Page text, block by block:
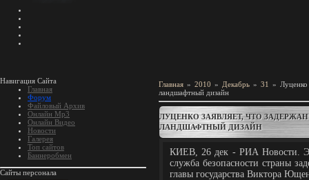
Навигация Сайта
Главная
Форум
Файловый Архив
Онлайн Mp3
Онлайн Видео
Новости
Галерея
Топ сайтов
Баннеробмен
Сайты персонала
Главная » 2010 » Декабрь » 31 »
ландшафтный дизайн
ЛУЦЕНКО ЗАЯВЛЯЕТ, ЧТО
ЛАНДШАФТНЫЙ ДИЗАЙН
КИЕВ, 26 дек - РИА Новости.
служба безопасности страны
главы государства Виктора